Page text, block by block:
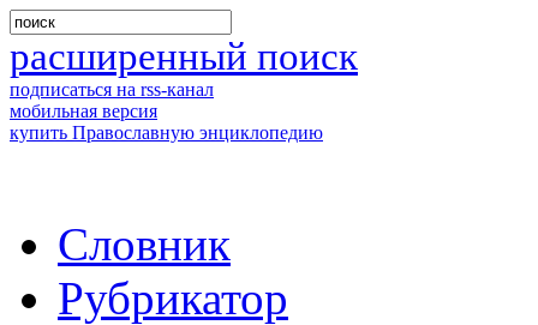
расширенный поиск
подписаться на rss-канал
мобильная версия
купить Православную энциклопедию
Словник
Рубрикатор